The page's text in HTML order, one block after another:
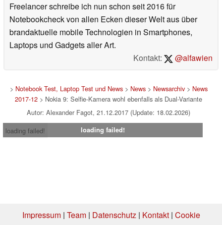
Freelancer schreibe ich nun schon seit 2016 für
Notebookcheck von allen Ecken dieser Welt aus über
brandaktuelle mobile Technologien in Smartphones,
Laptops und Gadgets aller Art.
Kontakt:
@alfawien
> Notebook Test, Laptop Test und News> News> Newsarchiv> News
2017-12 > Nokia 9: Selfie-Kamera wohl ebenfalls als Dual-Variante
Autor: Alexander Fagot, 21.12.2017 (Update: 18.02.2026)
loading failed!
loading failed!
Impressum| Team| Datenschutz| Kontakt| Cookie